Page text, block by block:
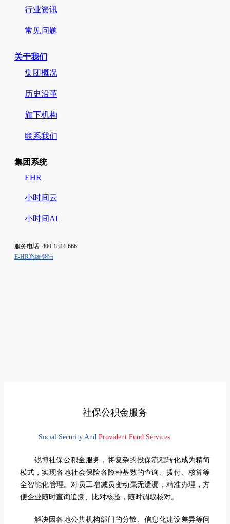
行业资讯
常见问题
关于我们
集团概况
历史沿革
旗下机构
联系我们
集团系统
EHR
小时间云
小时间AI
服务电话: 400-1844-666
E-HR系统登陆
社保公积金服务
Social Security AndProvident Fund Services
锐博社保公积金服务，将复杂的投保流程转化成为精简
模式，实现各地社会保险各险种基数的查询、拨付、核算等
全智能化管理。对员工增减员变动毫无遗漏，精准办理，方
便企业随时查询追溯、比对核验，随时调取核对。
解决因各地公共机构部门的分散、信息化建设差异等问